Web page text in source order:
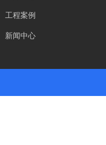
工程案例
新闻中心